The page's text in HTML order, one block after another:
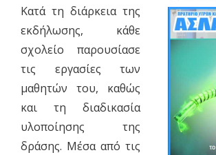
Κατά τη διάρκεια της
εκδήλωσης, κάθε
σχολείο παρουσίασε
τις εργασίες των
μαθητών του, καθώς
και τη διαδικασία
υλοποίησης της
δράσης. Μέσα από τις